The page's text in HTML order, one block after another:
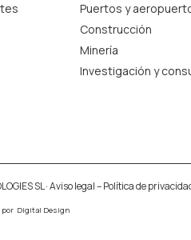
Puertos y
Construcción
Minería
Investigación y
SL ·Aviso legal–Política de
por Digital Design